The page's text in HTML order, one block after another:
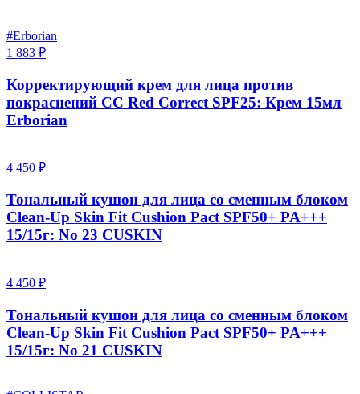
#Erborian
1 883 ₽
Корректирующий крем для лица против
покраснений CC Red Correct SPF25: Крем 15мл
Erborian
4 450 ₽
Тональный кушон для лица со сменным блоком
Clean-Up Skin Fit Cushion Pact SPF50+ PA+++
15/15г: No 23 CUSKIN
4 450 ₽
Тональный кушон для лица со сменным блоком
Clean-Up Skin Fit Cushion Pact SPF50+ PA+++
15/15г: No 21 CUSKIN